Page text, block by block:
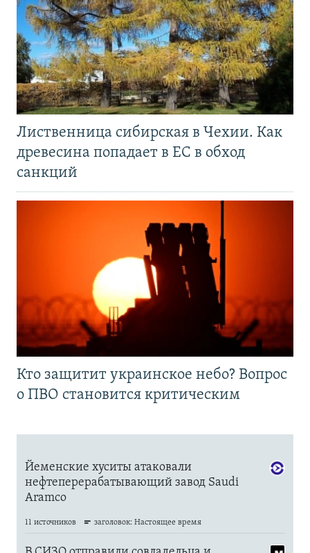
Лиственница сибирская в Чехии. Как
древесина попадает в ЕС в обход
санкций
Кто защитит украинское небо? Вопрос
о ПВО становится критическим